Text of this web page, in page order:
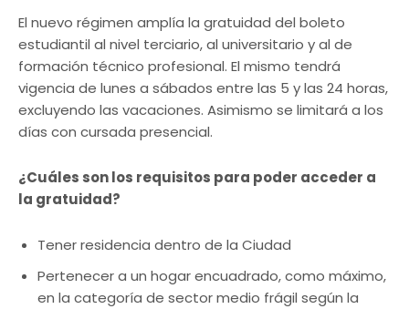
El nuevo régimen amplía la gratuidad del boleto
estudiantil al nivel terciario, al universitario y al de
formación técnico profesional. El mismo tendrá
vigencia de lunes a sábados entre las 5 y las 24 horas,
excluyendo las vacaciones. Asimismo se limitará a los
días con cursada presencial.
¿Cuáles son los requisitos para poder acceder a
la gratuidad?
Tener residencia dentro de la Ciudad
Pertenecer a un hogar encuadrado, como máximo,
en la categoría de sector medio frágil según la